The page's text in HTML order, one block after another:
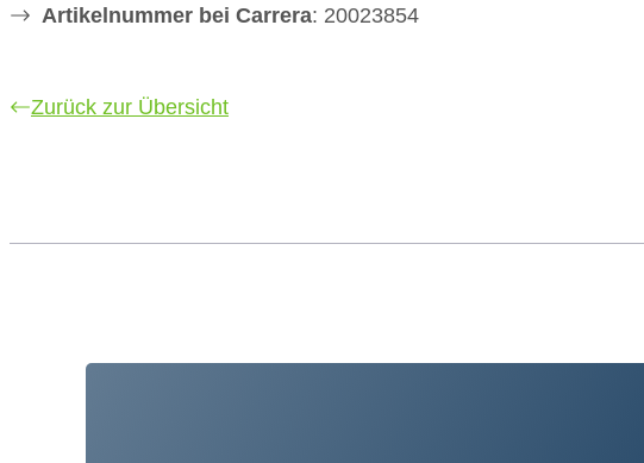
Artikelnummer bei Carrera: 20023854
Zurück zur Übersicht